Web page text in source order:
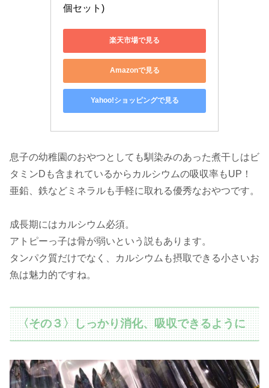
個セット)
楽天市場で見る
Amazonで見る
Yahoo!ショッピングで見る
息子の幼稚園のおやつとしても馴染みのあった煮干しはビ
タミンDも含まれているからカルシウムの吸収率もUP！
亜鉛、鉄などミネラルも手軽に取れる優秀なおやつです。
成長期にはカルシウム必須。
アトピーっ子は骨が弱いという説もあります。
タンパク質だけでなく、カルシウムも摂取できる小さいお
魚は魅力的ですね。
〈その３〉しっかり消化、吸収できるように